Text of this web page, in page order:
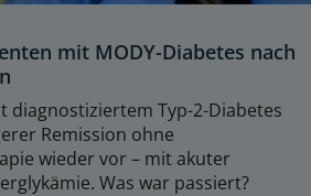
mit MODY-Diabetes nach
diagnostiziertem Typ-2-Diabetes
Remission ohne
wieder vor – mit akuter
Was war passiert?